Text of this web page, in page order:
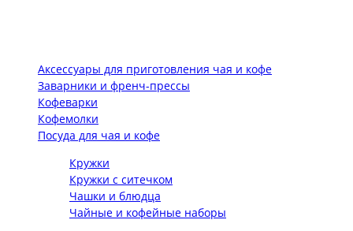
Аксессуары для приготовления чая и кофе
Заварники и френч-прессы
Кофеварки
Кофемолки
Посуда для чая и кофе
Кружки
Кружки с ситечком
Чашки и блюдца
Чайные и кофейные наборы